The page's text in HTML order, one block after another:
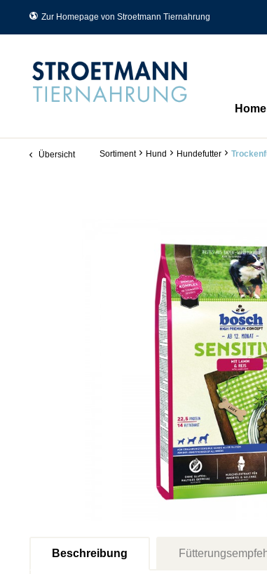
Zur Homepage von Stroetmann Tiernahrung
Home
Übersicht Sortiment Hund Hundefutter
Beschreibung